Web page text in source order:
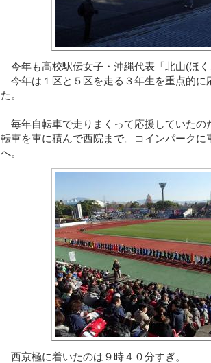
今年も高校駅伝女子・沖縄代表「北山(ほ
今年は１区と５区を走る３年生を重点的に
た。
毎年自転車で走りまくって応援していたの
転車を車に積んで西院まで。コインパークに
へ。
西京極に着いたのは９時４０分すぎ。